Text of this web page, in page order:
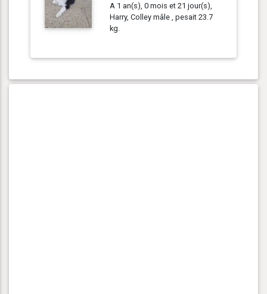
A 1 an(s), 0 mois et 21 jour(s),
Harry, Colley mâle , pesait 23.7
kg.